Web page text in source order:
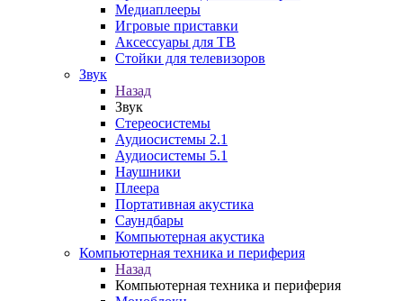
Медиаплееры
Игровые приставки
Аксессуары для ТВ
Стойки для телевизоров
Звук
Назад
Звук
Стереосистемы
Аудиосистемы 2.1
Аудиосистемы 5.1
Наушники
Плеера
Портативная акустика
Саундбары
Компьютерная акустика
Компьютерная техника и периферия
Назад
Компьютерная техника и периферия